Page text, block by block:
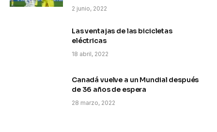
2 junio, 2022
Las ventajas de las bicicletas
eléctricas
18 abril, 2022
Canadá vuelve a un Mundial después
de 36 años de espera
28 marzo, 2022